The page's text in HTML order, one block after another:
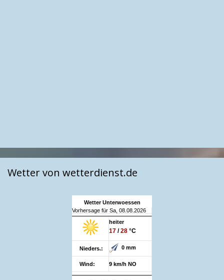
Wetter von wetterdienst.de
Wetter Unterwoessen
Vorhersage für Sa, 08.08.2026
heiter
17 /28 °C
Nieders.: 0 mm
Wind: 9 km/h NO